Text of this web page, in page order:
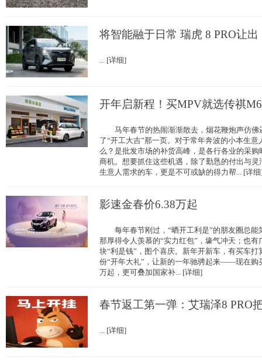
将智能融于日常 瑞虎 8 PRO让出
... [详细]
开年启新程！买MPV就选传祺
马年春节的热闹渐渐散去，烟花鞭炮声仿佛
了“开工大吉”那一页。对于常年奔波的小本生
么？是批发市场的补货高峰，是各行各业的采
商机。想要抓住这些机遇，除了勤恳的付出与
生意人需求的车，更是不可或缺的得力帮... [详
影速金春价6.38万起
每年春节刚过，“晒开工利是”的朋友圈总能
那厚得令人羡慕的“实力红包”，壕气冲天；也有
块“利是钱”，图个喜庆。新年开新车，有买车
份“开年大礼”，让新的一年驰骋起来——现在购
万起，更可叠加国家补... [详细]
春节返工第一弹：艾瑞泽8 PRO
... [详细]